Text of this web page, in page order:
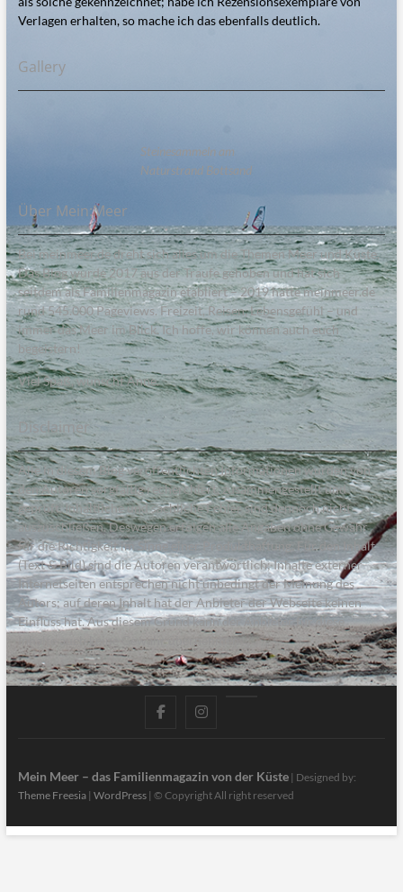
Verlagen erhalten, so mache ich das ebenfalls deutlich.
Gallery
Steinesammeln am
Naturstrand Bottsand
Über Mein:Meer
Bei meinmeer.de dreht sich alles um die Themen Meer und Küste.
Das Blog wurde 2017 aus der Traufe gehoben und hat sich
seitdem als Familienmagazin etabliert – 2019 hatte meinmeer.de
rund 545.000 Pageviews. Freizeit, Reisen, Lebensgefühl – und
immer das Meer im Blick. Ich hoffe, wir können auch euch
begeistern!
Viel Spaß, wünscht Anne.
Disclaimer
Alle in diesem Blog veröffentlichten Informationen wurden von
den Autoren sorgfältig recherchiert, zusammengestellt und
geprüft. Inhaltliche und sachliche Fehler sind dennoch nicht
auszuschließen. Deswegen erfolgen alle Angaben ohne Gewähr
für die Richtigkeit im Sinne einer Produkthaftung. Für den Inhalt
(Text & Bild) sind die Autoren verantwortlich; Inhalte externer
Internetseiten entsprechen nicht unbedingt der Meinung des
Autors; auf deren Inhalt hat der Anbieter der Webseite keinen
Einfluss hat. Aus diesem Grund kann der Anbieter für diese
Inhalte auch keine Gewähr übernehmen.
facebookinstagram
Mein Meer – das Familienmagazin von der Küste| Designed by:
Theme Freesia| WordPress| © Copyright All right reserved